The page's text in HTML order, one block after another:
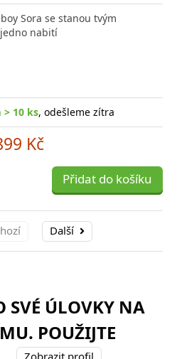
Sora se stanou tvým
nabití
> 10 ks, odešleme zítra
Kč
Přidat do košíku
Další
SVÉ ÚLOVKY NA
POUŽIJTE